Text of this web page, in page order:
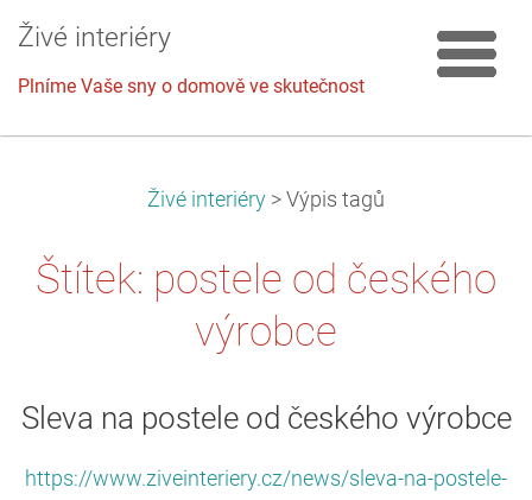
Živé interiéry
Plníme Vaše sny o domově ve skutečnost
Živé interiéry > Výpis tagů
Štítek: postele od českého
výrobce
Sleva na postele od českého výrobce
https://www.ziveinteriery.cz/news/sleva-na-postele-